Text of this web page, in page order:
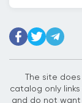
Etiopien
Finland
Förenade
The site
catalog only
and do not